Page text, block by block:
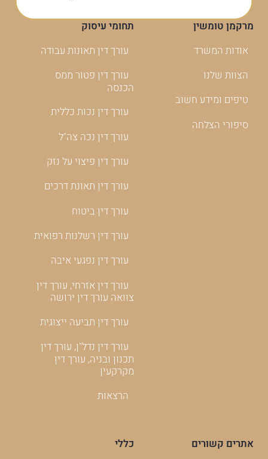
מרקמן טומשין
אודות המשרד
הצוות שלנו
טיפים ומידע חשוב
סיפורי הצלחה
תחומי עיסוק
עורך דין תאונות עבודה
עורך דין פטור ממס
הכנסה
עורך דין נכות כללית
עורך דין נכה צה"ל
עורך דין פיצוי על נזק
עורך דין תאונת דרכים
עורך דין ביטוח
עורך דין רשלנות רפואית
עורך דין נפגעי איבה
עורך דין אזרחי, עורך דין
צוואה עורך דין ירושה
עורך דין תביעה ייצוגית
עורך דין נדל"ן, עורך דין
תכנון ובניה, עורך דין
מקרקעין
הרצאות
אתרים קשורים
כללי